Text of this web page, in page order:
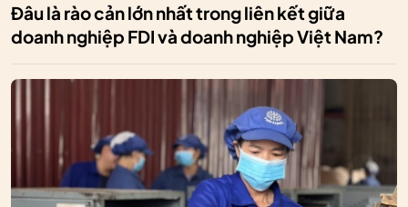
Đâu là rào cản lớn nhất trong liên kết giữa
doanh nghiệp FDI và doanh nghiệp Việt Nam?